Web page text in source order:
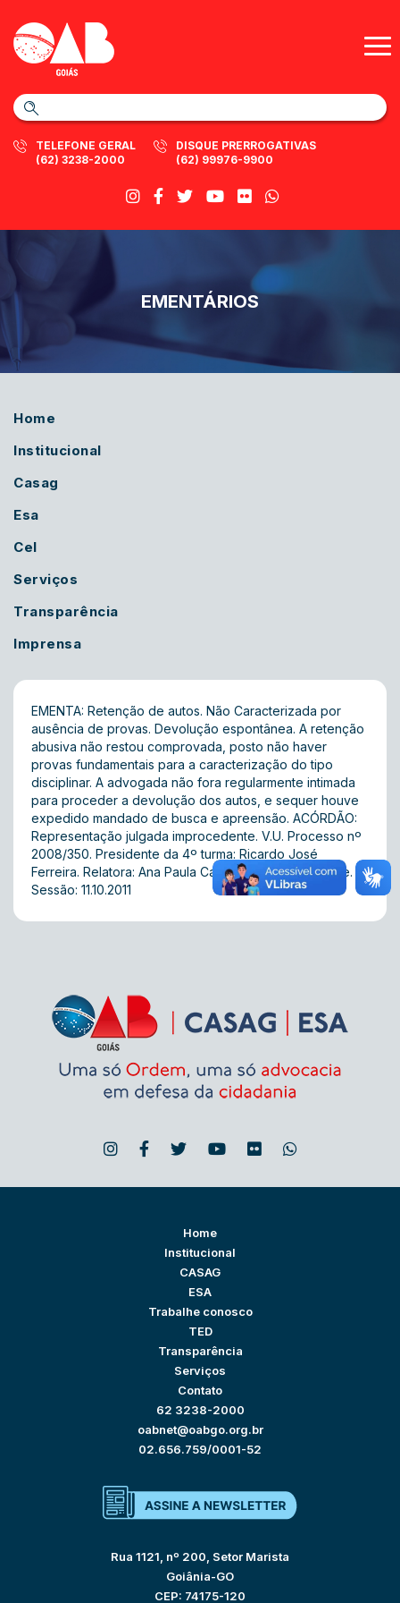
TELEFONE GERAL
(62) 3238-2000
DISQUE PRERROGATIVAS
(62) 99976-9900
EMENTÁRIOS
Home
Institucional
Casag
Esa
Cel
Serviços
Transparência
Imprensa
EMENTA: Retenção de autos. Não Caracterizada por
ausência de provas. Devolução espontânea. A retenção
abusiva não restou comprovada, posto não haver
provas fundamentais para a caracterização do tipo
disciplinar. A advogada não fora regularmente intimada
para proceder a devolução dos autos, e sequer houve
expedido mandado de busca e apreensão. ACÓRDÃO:
Representação julgada improcedente. V.U. Processo nº
2008/350. Presidente da 4º turma: Ricardo José
Ferreira. Relatora: Ana Paula Cabrak Barbosa Andrade.
Sessão: 11.10.2011
Home
Institucional
CASAG
ESA
Trabalhe conosco
TED
Transparência
Serviços
Contato
62 3238-2000
oabnet@oabgo.org.br
02.656.759/0001-52
Rua 1121, nº 200, Setor Marista
Goiânia-GO
CEP: 74175-120